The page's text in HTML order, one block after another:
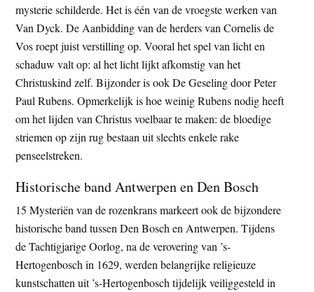
mysterie schilderde. Het is één van de vroegste werken van
Van Dyck. De Aanbidding van de herders van Cornelis de
Vos roept juist verstilling op. Vooral het spel van licht en
schaduw valt op: al het licht lijkt afkomstig van het
Christuskind zelf. Bijzonder is ook De Geseling door Peter
Paul Rubens. Opmerkelijk is hoe weinig Rubens nodig heeft
om het lijden van Christus voelbaar te maken: de bloedige
striemen op zijn rug bestaan uit slechts enkele rake
penseelstreken.
Historische band Antwerpen en Den Bosch
15 Mysteriën van de rozenkrans markeert ook de bijzondere
historische band tussen Den Bosch en Antwerpen. Tijdens
de Tachtigjarige Oorlog, na de verovering van ’s-
Hertogenbosch in 1629, werden belangrijke religieuze
kunstschatten uit ’s-Hertogenbosch tijdelijk veiliggesteld in